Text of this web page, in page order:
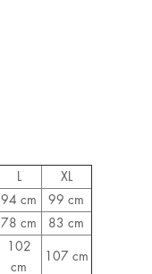
XL
94 cm
99 cm
78 cm 83 cm
102
cm
107 cm